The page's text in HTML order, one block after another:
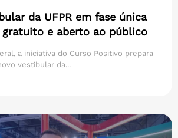
da UFPR em fase única
e aberto ao público
a iniciativa do Curso Positivo prepara
vestibular da...